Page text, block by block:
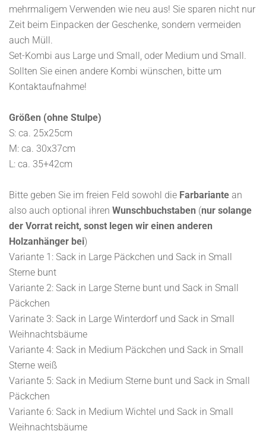
mehrmaligem Verwenden wie neu aus! Sie sparen nicht nur
Zeit beim Einpacken der Geschenke, sondern vermeiden
auch Müll.
Set-Kombi aus Large und Small, oder Medium und Small.
Sollten Sie einen andere Kombi wünschen, bitte um
Kontaktaufnahme!
Größen (ohne Stulpe)
S: ca. 25x25cm
M: ca. 30x37cm
L: ca. 35+42cm
Bitte geben Sie im freien Feld sowohl die Farbariante an
also auch optional ihren Wunschbuchstaben (nur solange
der Vorrat reicht, sonst legen wir einen anderen
Holzanhänger bei)
Variante 1: Sack in Large Päckchen und Sack in Small
Sterne bunt
Variante 2: Sack in Large Sterne bunt und Sack in Small
Päckchen
Varinate 3: Sack in Large Winterdorf und Sack in Small
Weihnachtsbäume
Variante 4: Sack in Medium Päckchen und Sack in Small
Sterne weiß
Variante 5: Sack in Medium Sterne bunt und Sack in Small
Päckchen
Variante 6: Sack in Medium Wichtel und Sack in Small
Weihnachtsbäume